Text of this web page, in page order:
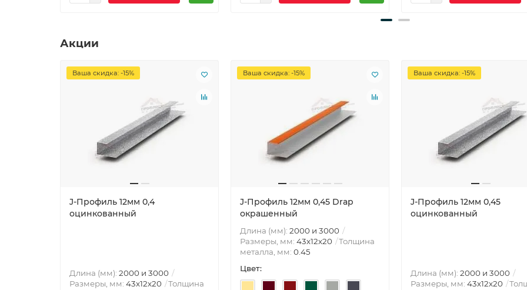
Акции
Ваша скидка: -15%
J-Профиль 12мм 0,4
оцинкованный
Длина (мм): 2000 и 3000
Размеры, мм: 43х12х20
Толщина
Ваша скидка: -15%
J-Профиль 12мм 0,45 Drap
окрашенный
Длина (мм): 2000 и 3000
Размеры, мм: 43х12х20
Толщина
металла, мм: 0.45
Цвет:
Ваша скидка: -15%
J-Профиль 12мм 0,45
оцинкованный
Длина (мм): 2000 и 3000
Размеры, мм: 43х12х20